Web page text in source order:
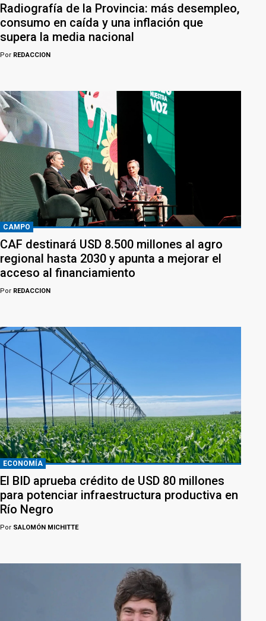
Radiografía de la Provincia: más desempleo,
consumo en caída y una inflación que
supera la media nacional
Por REDACCION
CAMPO
CAF destinará USD 8.500 millones al agro
regional hasta 2030 y apunta a mejorar el
acceso al financiamiento
Por REDACCION
ECONOMÍA
El BID aprueba crédito de USD 80 millones
para potenciar infraestructura productiva en
Río Negro
Por SALOMÓN MICHITTE